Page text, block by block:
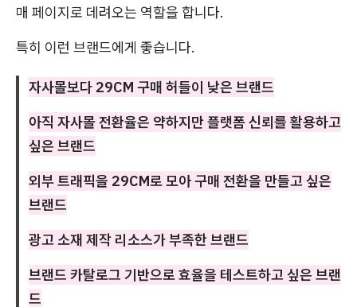
매 페이지로 데려오는 역할을 합니다.
특히 이런 브랜드에게 좋습니다.
자사몰보다 29CM 구매 허들이 낮은 브랜드
아직 자사몰 전환율은 약하지만 플랫폼 신뢰를 활용하고
싶은 브랜드
외부 트래픽을 29CM로 모아 구매 전환을 만들고 싶은
브랜드
광고 소재 제작 리소스가 부족한 브랜드
브랜드 카탈로그 기반으로 효율을 테스트하고 싶은 브랜
드